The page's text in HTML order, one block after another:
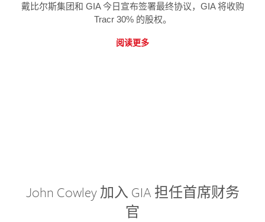
戴比尔斯集团和 GIA 今日宣布签署最终协议，GIA 将收购
Tracr 30% 的股权。
阅读更多
John Cowley 加入 GIA 担任首席财务
官